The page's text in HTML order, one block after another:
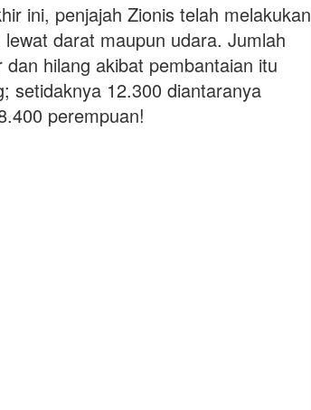
ini, penjajah Zionis telah melakukan
darat maupun udara. Jumlah
hilang akibat pembantaian itu
setidaknya 12.300 diantaranya
perempuan!